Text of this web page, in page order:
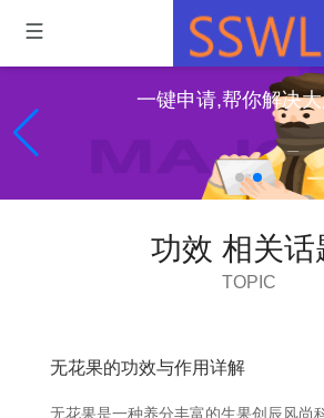
一键申请,帮你解决
功效 相关话
TOPIC
无花果的功效与作用详解
无花果是一种养分丰富的生果创辰风尚